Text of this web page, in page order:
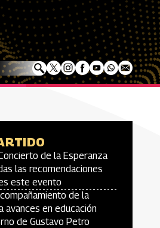
de la Esperanza
las recomendaciones
este evento
de la
avances en educación
de Gustavo Petro